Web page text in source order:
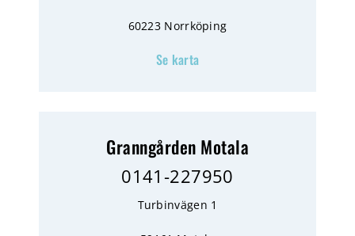
60223 Norrköping
Se karta
Granngården Motala
0141-227950
Turbinvägen 1